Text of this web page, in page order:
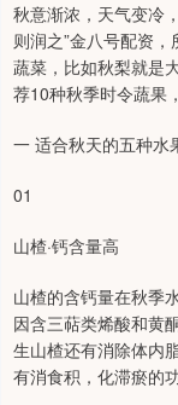
秋意渐浓，天气变冷
则润之”金八号配资
蔬菜，比如秋梨就是
荐10种秋季时令蔬果
一 适合秋天的五种水
01
山楂·钙含量高
山楂的含钙量在秋季
因含三萜类烯酸和黄
生山楂还有消除体内
有消食积，化滞瘀的